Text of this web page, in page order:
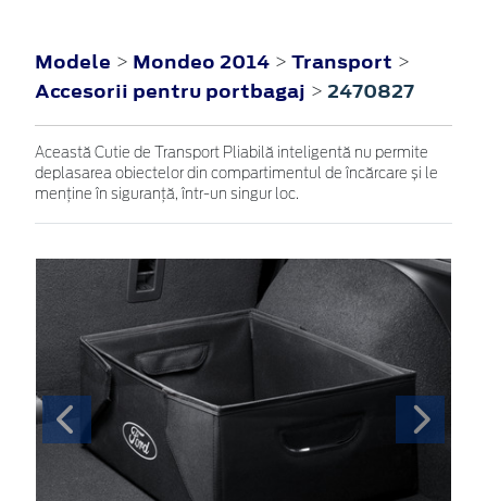
Modele > Mondeo 2014 > Transport >
Accesorii pentru portbagaj > 2470827
Această Cutie de Transport Pliabilă inteligentă nu permite
deplasarea obiectelor din compartimentul de încărcare și le
menține în siguranță, într-un singur loc.